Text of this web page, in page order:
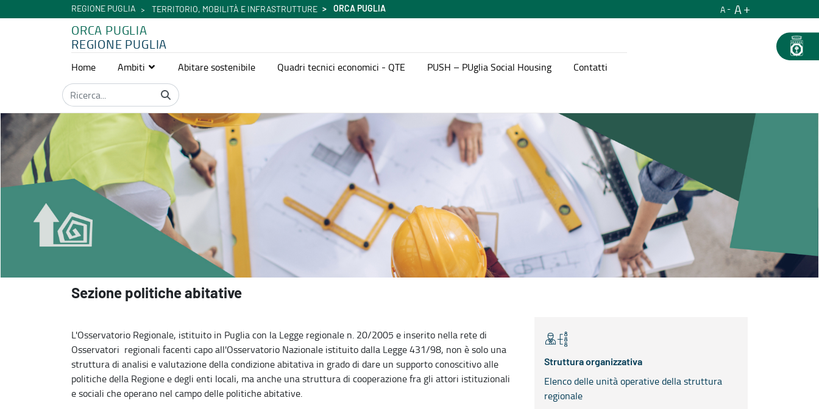
REGIONE PUGLIA TERRITORIO, MOBILITÀ E INFRASTRUTTURE ORCA PUGLIA A
A
ORCA PUGLIA
REGIONE PUGLIA
Home Ambiti Abitare sostenibile Quadri tecnici economici - QTE PUSH – PUglia Social Housing Contatti
Home - Orca Puglia
Sezione politiche abitative
L'Osservatorio Regionale, istituito in Puglia con la Legge regionale n. 20/2005 e inserito nella rete di
Osservatori regionali facenti capo all'Osservatorio Nazionale istituito dalla Legge 431/98, non è solo una
struttura di analisi e valutazione della condizione abitativa in grado di dare un supporto conoscitivo alle
politiche della Regione e degli enti locali, ma anche una struttura di cooperazione fra gli attori istituzionali
e sociali che operano nel campo delle politiche abitative.
Struttura organizzativa
Elenco delle unità operative della struttura
regionale